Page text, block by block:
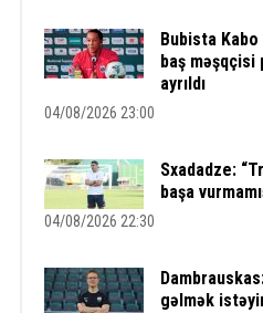
Bubista
baş məşqçisi
ayrıldı
04/08/2026 23:00
Sxadadze:
başa
04/08/2026 22:30
gəlmək